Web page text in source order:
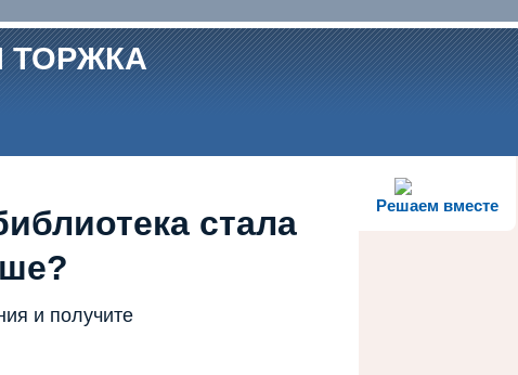
ТОРЖКА
Решаем вместе
стала
и получите